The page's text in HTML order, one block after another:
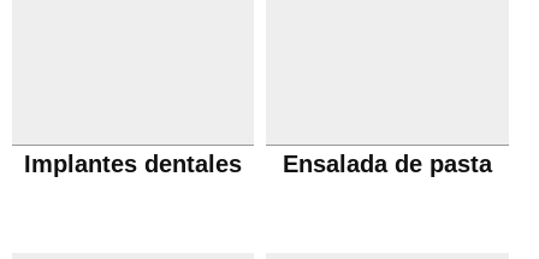
Implantes dentales Ensalada de pasta